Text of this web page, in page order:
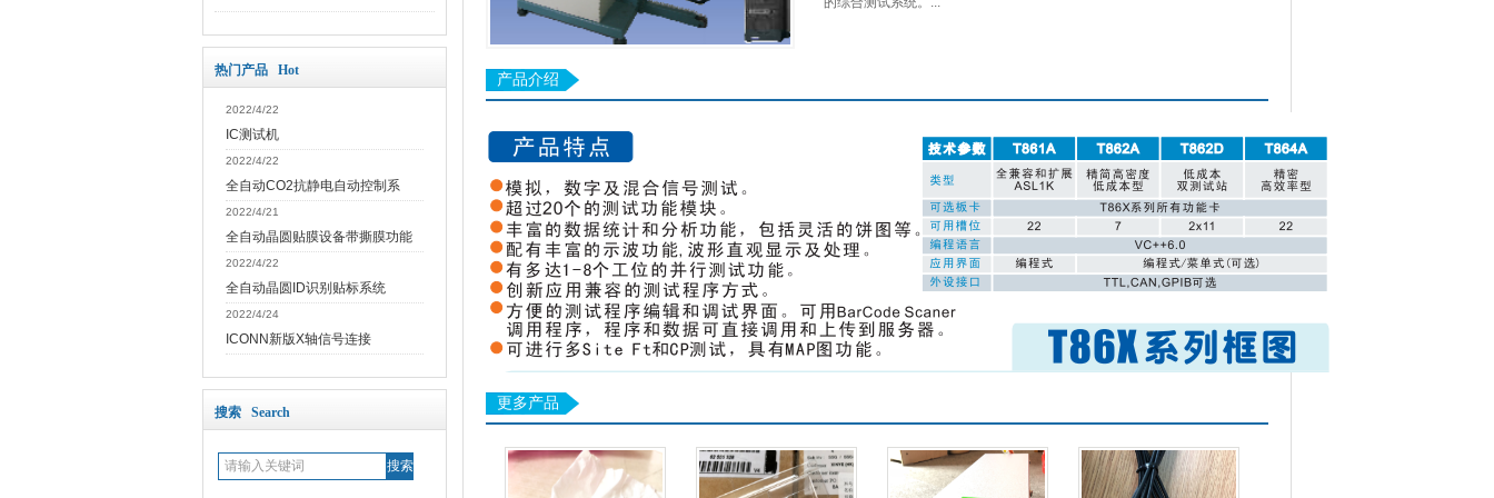
热门产品 Hot
2022/4/22
IC测试机
2022/4/22
全自动CO2抗静电自动控制系
2022/4/21
全自动晶圆贴膜设备带撕膜功能
2022/4/22
全自动晶圆ID识别贴标系统
2022/4/24
ICONN新版X轴信号连接
搜索 Search
产品介绍
更多产品